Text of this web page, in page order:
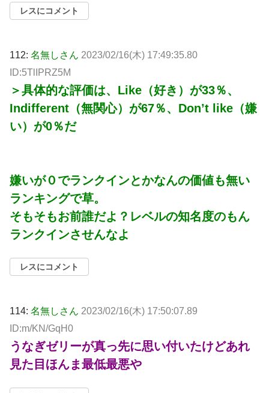
レスにコメント
112: 名無しさん 2023/02/16(木) 17:49:35.80
ID:5TlIPRZ5M
＞具体的な評価は、Like（好き）が33％、
Indifferent（無関心）が67％、Don’t like（嫌
い）が0％だ
嫌いが０でランクインとかなんの価値も無い
ランキングで草。
そもそもお前誰だよ？レベルの知名度のもん
ランクインさせんなよ
レスにコメント
114: 名無しさん 2023/02/16(木) 17:50:07.89
ID:m/KN/GqH0
うなぎゼリーが真っ先に思い付いたけどあれ
見た目ほんま最低最悪や